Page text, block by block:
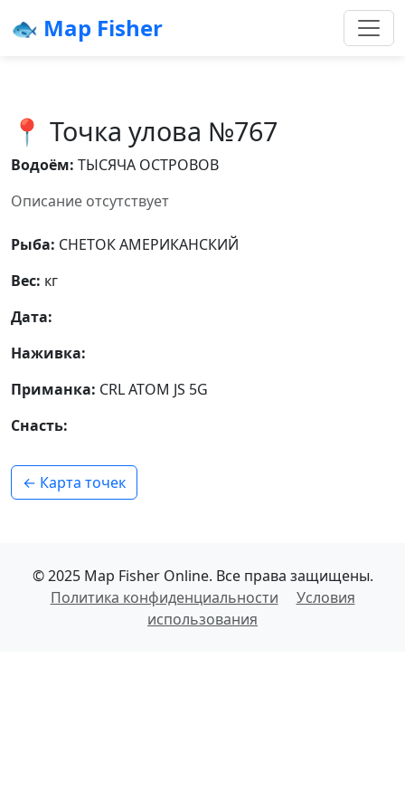
🐟 Map Fisher
📍 Точка улова №767
Водоём: ТЫСЯЧА ОСТРОВОВ
Описание отсутствует
Рыба: СНЕТОК АМЕРИКАНСКИЙ
Вес: кг
Дата:
Наживка:
Приманка: CRL ATOM JS 5G
Снасть:
← Карта точек
© 2025 Map Fisher Online. Все права защищены.
Политика конфиденциальности
Условия
использования